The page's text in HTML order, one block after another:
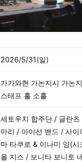
2026/5/31(일)
가가와현 가논지시 가논
스태프 홀 소홀
세토우치 합주단 / 글란
마리 / 아이선 밴드 / 사
마 타쿠로 & 이나미 양(
올 지스 / 보니타 보니토